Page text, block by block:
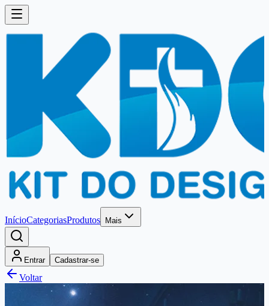
InícioCategoriasProdutos Mais
Entrar Cadastrar-se
Voltar